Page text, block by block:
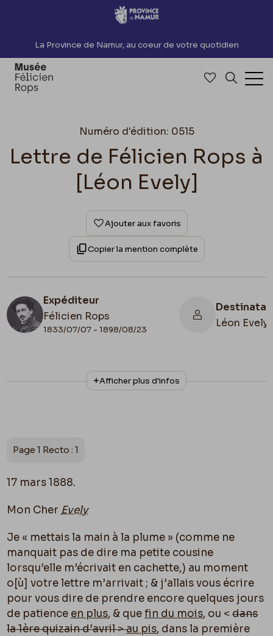
Accèder directement au contenu
La Province de Namur, au coeur de votre quotidien
Accéder à
Numéro d'édition: 0515
Lettre de Félicien Rops à
[Léon Evely]
Ajouter aux favoris
Copier la mention complète
Expéditeur
Félicien Rops
1833/07/07 - 1898/08/23
Léon Evely
N° d'inventaire
III/215/1/12+III/215/1/12b+III/215/1/12c
Belgique, Bruxelles, Bibliothèque royale de
Afficher plus d'infos
Page 1 Recto : 1
17 mars 1888.
Mon Cher Evely
Je « mettaisla main à la plume » (comme ne
manquait pas de dire ma petite cousine
lorsqu’elle m’écrivait en cachette,) au moment
o[ù] votre lettre m’arrivait ; & j’allais vous écrire
pour vous dire de prendre encore quelques jours
de patience en plus, & quefin du mois, ou <dans
la 1ère quizain d’avril >au pis, dans la première